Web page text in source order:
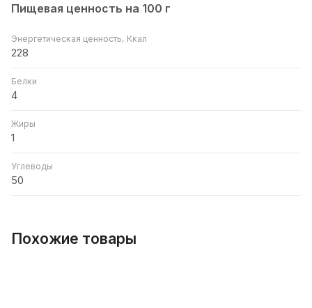
Пищевая ценность на 100 г
Энергетическая ценность, Ккал
228
Белки
4
Жиры
1
Углеводы
50
Похожие товары